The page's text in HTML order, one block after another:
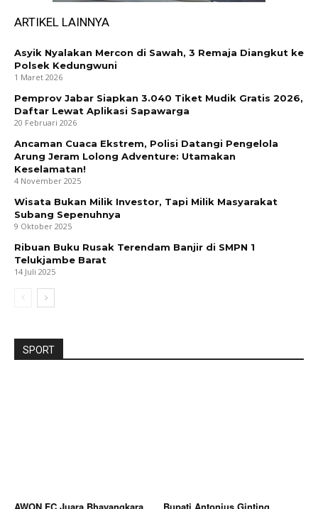
ARTIKEL LAINNYA
Asyik Nyalakan Mercon di Sawah, 3 Remaja Diangkut ke
Polsek Kedungwuni
1 Maret 2026
Pemprov Jabar Siapkan 3.040 Tiket Mudik Gratis 2026,
Daftar Lewat Aplikasi Sapawarga
20 Februari 2026
Ancaman Cuaca Ekstrem, Polisi Datangi Pengelola
Arung Jeram Lolong Adventure: Utamakan
Keselamatan!
4 November 2025
Wisata Bukan Milik Investor, Tapi Milik Masyarakat
Subang Sepenuhnya
9 Oktober 2025
Ribuan Buku Rusak Terendam Banjir di SMPN 1
Telukjambe Barat
14 Juli 2025
SPORT
AWON FC Juara Bhayangkara
Bupati Antonius Ginting